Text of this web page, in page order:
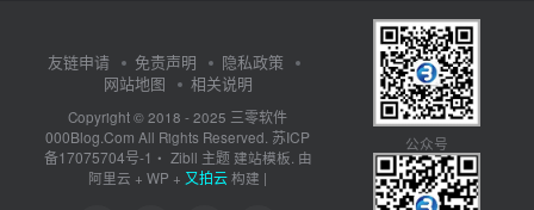
友链申请 免责声明
隐私政策
网站地图
相关说明
Copyright © 2018 - 2025 三零软件
000Blog.Com All Rights Reserved. 苏ICP
备17075704号-1 ・ Zibll 主题建站模板. 由
阿里云 + WP + 又拍云构建 |
公众号